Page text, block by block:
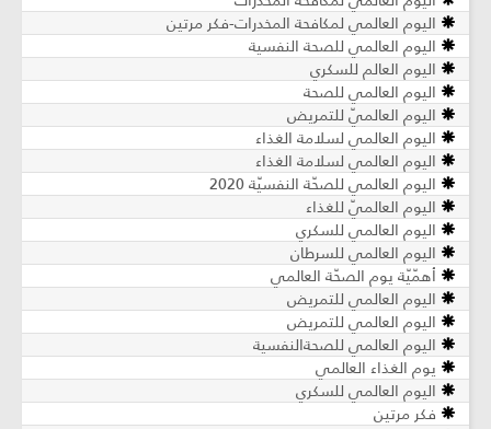
اليوم العالمي لمكافحة المخدرات-فكر مرتين
اليوم العالمي للصحة النفسية
اليوم العالم للسكري
اليوم العالمي للصحة
اليوم العالميّ للتمريض
اليوم العالمي لسلامة الغذاء
اليوم العالمي لسلامة الغذاء
اليوم العالمي للصحّة النفسيّة 2020
اليوم العالميّ للغذاء
اليوم العالمي للسكري
اليوم العالمي للسرطان
أهمّيّة يوم الصحّة العالمي
اليوم العالمي للتمريض
اليوم العالمي للتمريض
اليوم العالمي للصحةالنفسية
يوم الغذاء العالمي
اليوم العالمي للسكري
فكر مرتين